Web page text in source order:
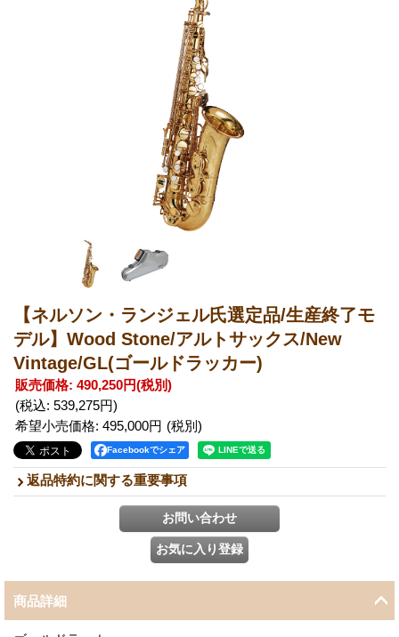
【ネルソン・ランジェル氏選定品/生産終了モ
デル】Wood Stone/アルトサックス/New
Vintage/GL(ゴールドラッカー)
販売価格: 490,250円(税別)
(税込: 539,275円)
希望小売価格: 495,000円
Facebookでシェア
返品特約に関する重要事項
商品詳細